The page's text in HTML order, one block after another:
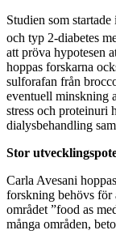
Studien som
och typ 2-diabetes
att pröva hypotesen
hoppas forskarna
sulforafan från
eventuell minskning
stress och proteinuri
dialysbehandling
Stor
Carla Avesani
forskning behövs för
området ”food as
många områden,